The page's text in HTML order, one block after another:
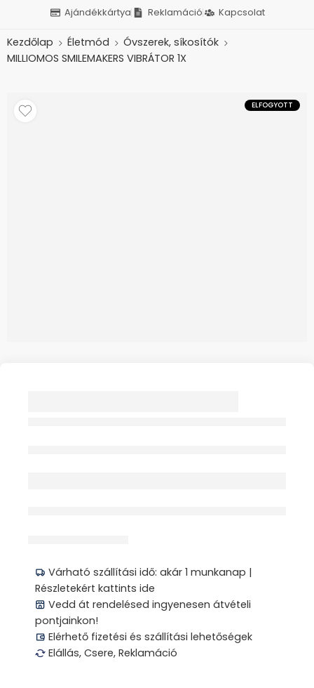
Ajándékkártya Reklamáció Kapcsolat
Kezdőlap Életmód
Óvszerek, síkosítók
MILLIOMOS SMILEMAKERS VIBRÁTOR 1X
ELFOGYOTT
Várható szállítási idő: akár 1 munkanap |
Részletekért kattints ide
Vedd át rendelésed ingyenesen átvételi
pontjainkon!
Elérhető fizetési és szállítási lehetőségek
Elállás, Csere, Reklamáció